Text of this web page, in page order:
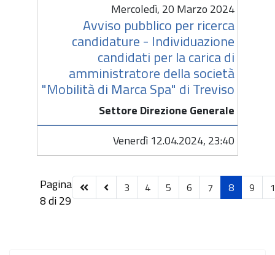
Mercoledì, 20 Marzo 2024
Avviso pubblico per ricerca
candidature - Individuazione
candidati per la carica di
amministratore della società
"Mobilità di Marca Spa" di Treviso
Settore Direzione Generale
Venerdì 12.04.2024, 23:40
Pagina
8 di 29
3 4 5 6 7 8 9